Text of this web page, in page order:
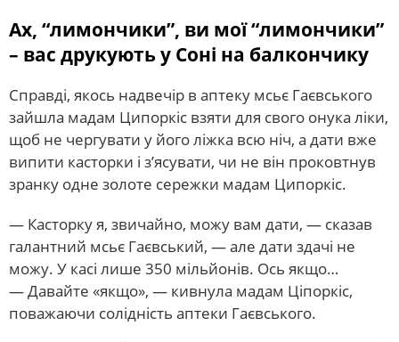
Ах, “лимончики”, ви мої “лимончики”
– вас друкують у Соні на балкончику
Справді, якось надвечір в аптеку мсьє Гаєвського
зайшла мадам Ципоркіс взяти для свого онука ліки,
щоб не чергувати у його ліжка всю ніч, а дати вже
випити касторки і з’ясувати, чи не він проковтнув
зранку одне золоте сережки мадам Ципоркіс.
— Касторку я, звичайно, можу вам дати, — сказав
галантний мсьє Гаєвський, — але дати здачі не
можу. У касі лише 350 мільйонів. Ось якщо…
— Давайте «якщо», — кивнула мадам Ціпоркіс,
поважаючи солідність аптеки Гаєвського.